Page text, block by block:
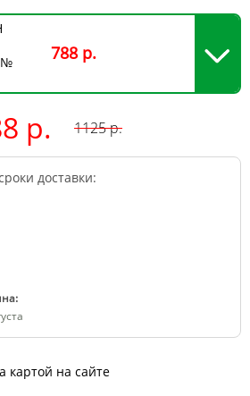
№
788 р.
р. 1125р.
доставки:
картой на сайте